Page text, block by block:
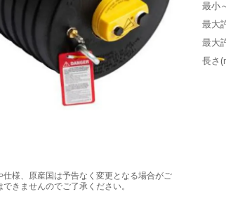
様、原産国は予告なく変更となる場合がご
きませんのでご了承ください。
最小
最大
最大
長さ